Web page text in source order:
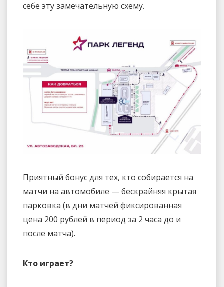
себе эту замечательную схему.
Приятный бонус для тех, кто собирается на
матчи на автомобиле — бескрайняя крытая
парковка (в дни матчей фиксированная
цена 200 рублей в период за 2 часа до и
после матча).
Кто играет?